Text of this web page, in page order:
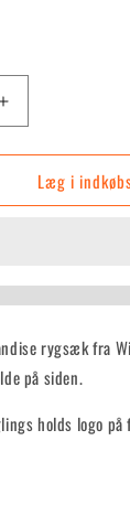
Øg
antallet
for
Team
Backpack
Læg i
rygsæk fra
på siden.
holds logo